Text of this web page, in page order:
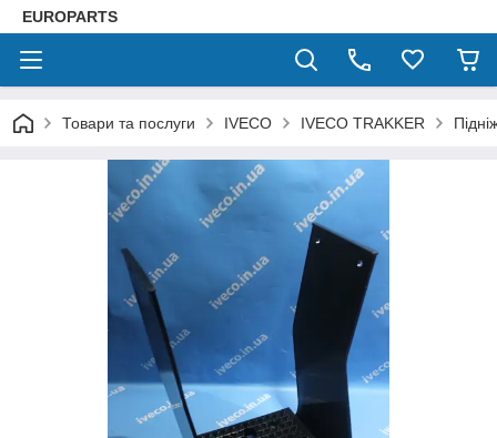
EUROPARTS
Товари та послуги IVECO IVECO TRAKKER